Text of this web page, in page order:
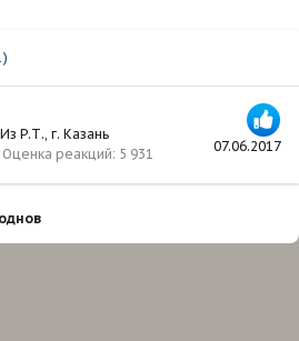
07.06.2017
Из Р.Т., г. Казань
Оценка реакций 5 931